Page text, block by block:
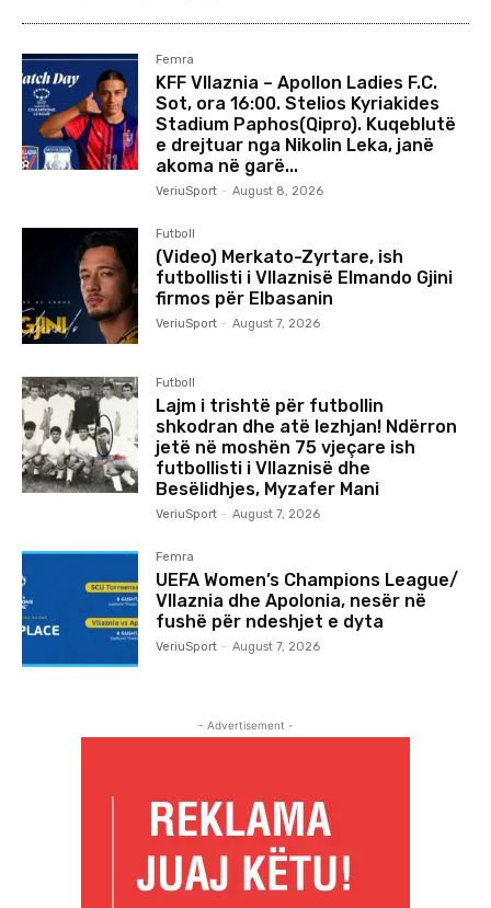
Femra
KFF Vllaznia – Apollon Ladies F.C.
Sot, ora 16:00. Stelios Kyriakides
Stadium Paphos(Qipro). Kuqeblutë
e drejtuar nga Nikolin Leka, janë
akoma në garë...
VeriuSport - August 8, 2026
Futboll
(Video) Merkato-Zyrtare, ish
futbollisti i Vllaznisë Elmando Gjini
firmos për Elbasanin
VeriuSport - August 7, 2026
Futboll
Lajm i trishtë për futbollin
shkodran dhe atë lezhjan! Ndërron
jetë në moshën 75 vjeçare ish
futbollisti i Vllaznisë dhe
Besëlidhjes, Myzafer Mani
VeriuSport - August 7, 2026
Femra
UEFA Women’s Champions League/
Vllaznia dhe Apolonia, nesër në
fushë për ndeshjet e dyta
VeriuSport - August 7, 2026
- Advertisement -